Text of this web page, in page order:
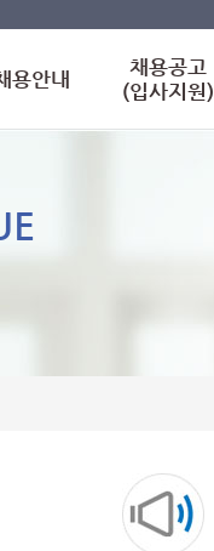
용안내
채용공고
(입사지원)